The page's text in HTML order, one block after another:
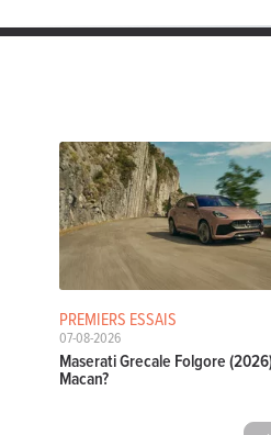
PREMIERS ESSAIS
07-08-2026
Maserati Grecale Folgore
Macan?